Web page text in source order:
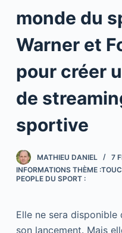
u
e
u
monde du
Warner et
pour créer
de
sportive
MATHIEU DANIEL
7
INFORMATIONS THÈME
PEOPLE DU SPORT :
Elle ne sera disponible
son lancement. Mais